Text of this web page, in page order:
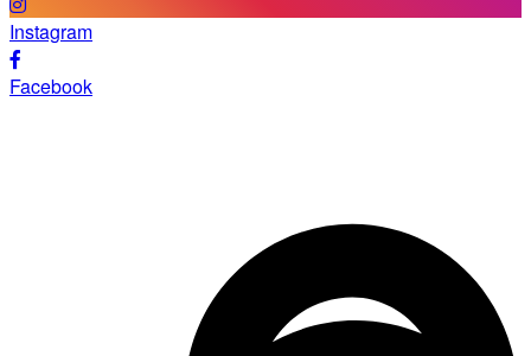
Instagram
Facebook